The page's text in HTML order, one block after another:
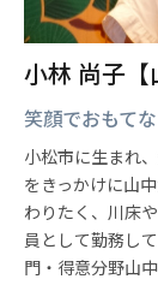
小林 尚子【
笑顔でおもて
小松市に生まれ
をきっかけに山
わりたく、川床
員として勤務し
門・得意分野山